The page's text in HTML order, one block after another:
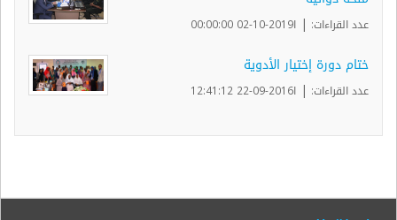
عدد القراءات: | ا2019-10-02 00:00:00
ختام دورة إختيار الأدوية
عدد القراءات: | ا2016-09-22 12:41:12